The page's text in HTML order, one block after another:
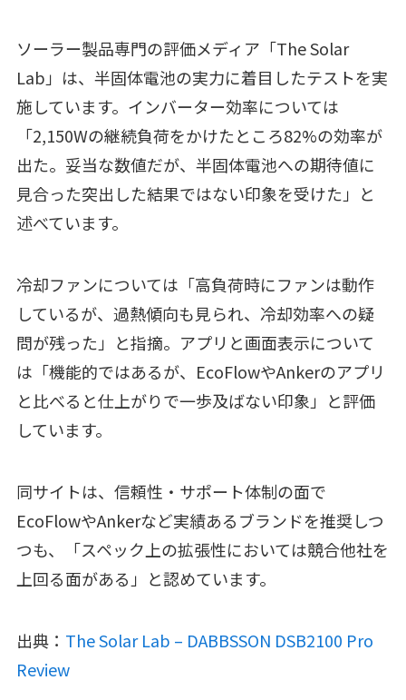
ソーラー製品専門の評価メディア「The Solar
Lab」は、半固体電池の実力に着目したテストを実
施しています。インバーター効率については
「2,150Wの継続負荷をかけたところ82%の効率が
出た。妥当な数値だが、半固体電池への期待値に
見合った突出した結果ではない印象を受けた」と
述べています。
冷却ファンについては「高負荷時にファンは動作
しているが、過熱傾向も見られ、冷却効率への疑
問が残った」と指摘。アプリと画面表示について
は「機能的ではあるが、EcoFlowやAnkerのアプリ
と比べると仕上がりで一歩及ばない印象」と評価
しています。
同サイトは、信頼性・サポート体制の面で
EcoFlowやAnkerなど実績あるブランドを推奨しつ
つも、「スペック上の拡張性においては競合他社を
上回る面がある」と認めています。
出典： The Solar Lab – DABBSSON DSB2100 Pro
Review